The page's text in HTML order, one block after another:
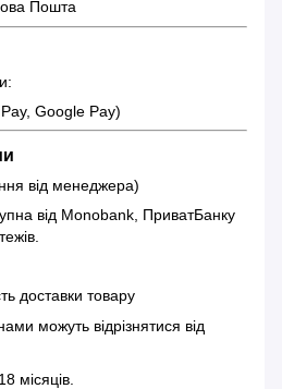
Пошта
Google Pay)
від менеджера)
від Monobank, ПриватБанку
доставки товару
можуть відрізнятися від
місяців.